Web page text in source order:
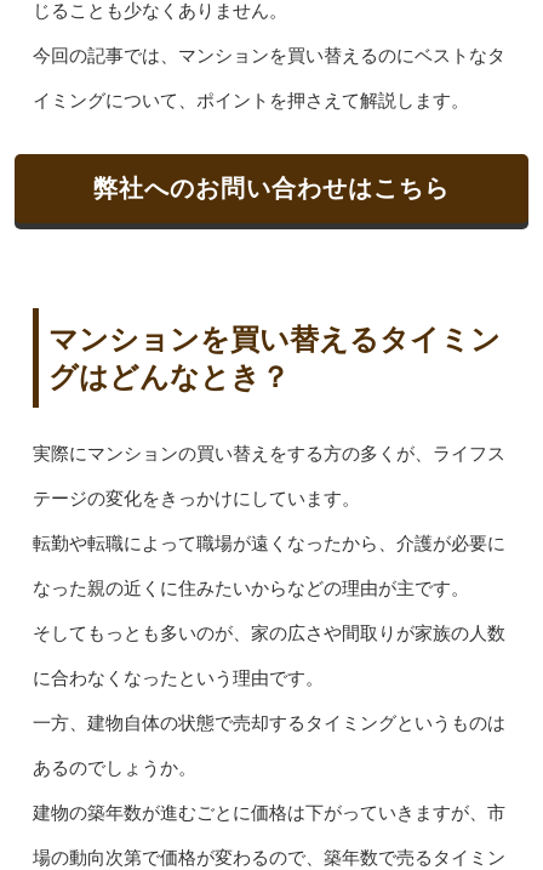
じることも少なくありません。
今回の記事では、マンションを買い替えるのにベストなタ
イミングについて、ポイントを押さえて解説します。
弊社へのお問い合わせはこちら
マンションを買い替えるタイミン
グはどんなとき？
実際にマンションの買い替えをする方の多くが、ライフス
テージの変化をきっかけにしています。
転勤や転職によって職場が遠くなったから、介護が必要に
なった親の近くに住みたいからなどの理由が主です。
そしてもっとも多いのが、家の広さや間取りが家族の人数
に合わなくなったという理由です。
一方、建物自体の状態で売却するタイミングというものは
あるのでしょうか。
建物の築年数が進むごとに価格は下がっていきますが、市
場の動向次第で価格が変わるので、築年数で売るタイミン